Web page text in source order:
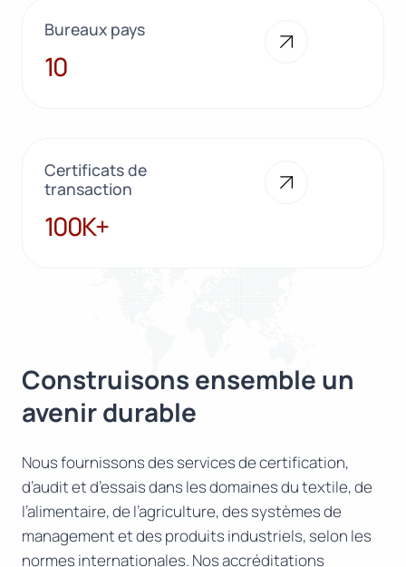
Bureaux pays
10
10
Certificats de
transaction
100K+
100K+
Construisons ensemble un
avenir durable
Nous fournissons des services de certification,
d’audit et d’essais dans les domaines du textile, de
l’alimentaire, de l’agriculture, des systèmes de
management et des produits industriels, selon les
normes internationales. Nos accréditations